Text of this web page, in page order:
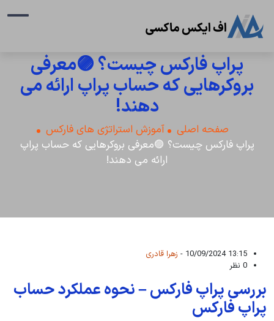
پراپ فارکس چیست؟ 🟣معرفی
بروکرهایی که حساب پراپ ارائه می
دهند!
صفحه اصلی
آموزش استراتژی های فارکس
پراپ فارکس چیست؟ 🟣معرفی بروکرهایی که حساب پراپ
ارائه می دهند!
13:15 10/09/2024 -
زهرا قادری
0 نظر
بررسی پراپ فارکس – نحوه عملکرد حساب
پراپ فارکس